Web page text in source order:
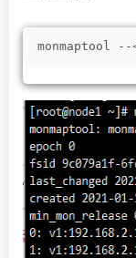
monmaptool --